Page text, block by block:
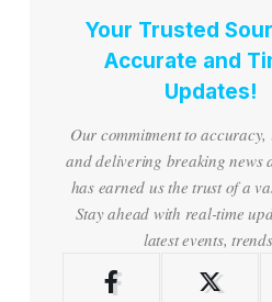
Your Trusted
Accurate and
Updates!
Our commitment to
and delivering breaking news
has earned us the trust of a
Stay ahead with real-time
latest events,